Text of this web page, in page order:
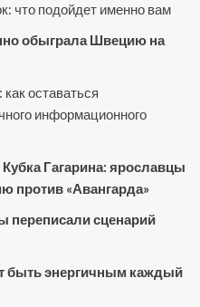
что подойдет именно вам
обыграла Швецию на
оставаться
информационного
Гагарина: ярославцы
против «Авангарда»
переписали сценарий
быть энергичным каждый